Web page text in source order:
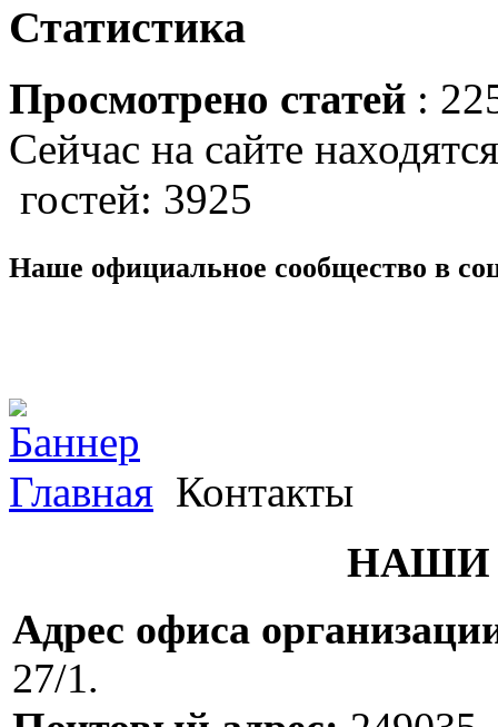
Статистика
Просмотрено статей :
Сейчас на сайте
гостей: 3925
Наше официальное сообщество в
Главная Контакты
НАШИ
Адрес офиса
27/1.